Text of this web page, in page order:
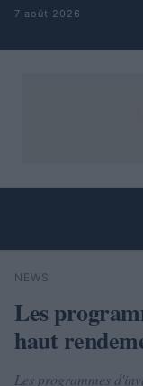
Aller au contenu
7 août 2026
Rechercher
NEWS
Les
haut
Les programmes